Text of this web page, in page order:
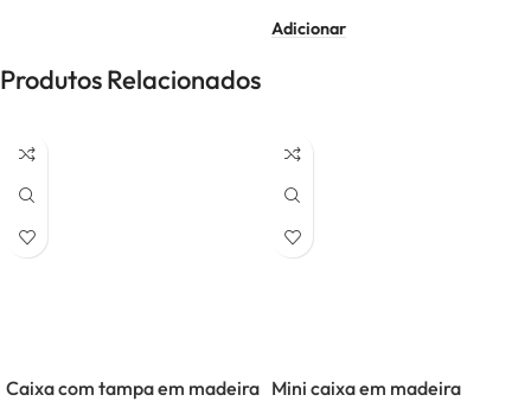
Adicionar
Produtos Relacionados
Caixa com tampa em madeira Mini caixa em madeira